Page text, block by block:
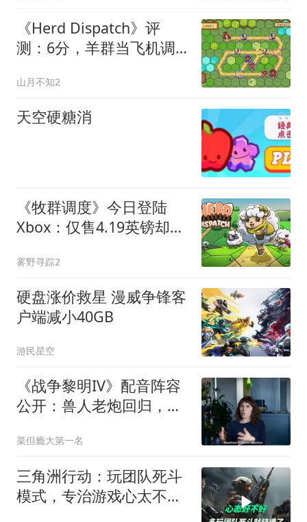
《Herd Dispatch》评
测：6分，羊群当飞机调
山月不知2
天空硬糖消
《牧群调度》今日登陆
Xbox：仅售4.19英镑却只
雾野寻踪2
硬盘涨价救星 漫威争锋客
户端减小40GB
游民星空
《战争黎明IV》配音阵容
公开：兽人老炮回归，还
菜但瘾大第一名
三角洲行动：玩团队死斗
模式，专治游戏心太不好